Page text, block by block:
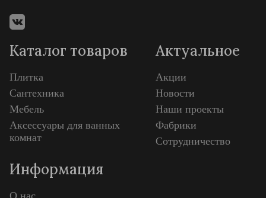
Каталог товаров
Плитка
Сантехника
Мебель
Аксессуары для ванных
комнат
Актуальное
Акции
Новости
Наши проекты
Фабрики
Сотрудничество
Информация